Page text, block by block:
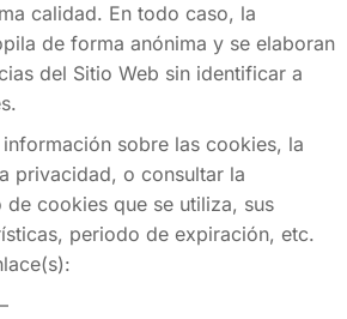
calidad. En todo caso, la
de forma anónima y se elaboran
del Sitio Web sin identificar a
sobre las cookies, la
privacidad, o consultar la
cookies que se utiliza, sus
periodo de expiración, etc.